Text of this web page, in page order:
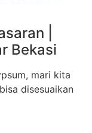
|
Bekasi
mari kita
disesuaikan